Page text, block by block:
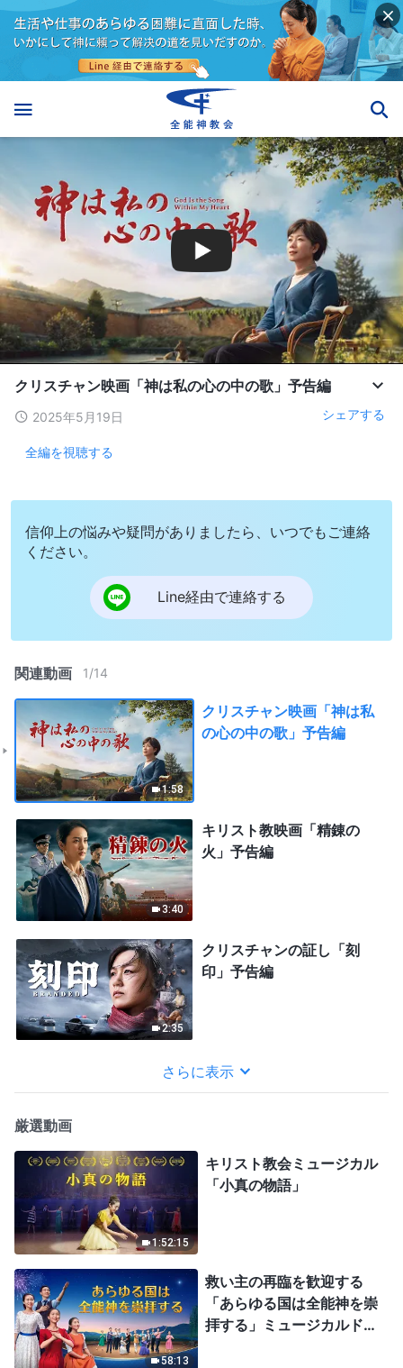
クリスチャン映画「神は私の心の中の歌」予告編
2025年5月19日 シェアする
全編を視聴する
信仰上の悩みや疑問がありましたら、いつでもご連絡
ください。
Line経由で連絡する
関連動画 1/14
1:58
クリスチャン映画「神は私
の心の中の歌」予告編
3:40
キリスト教映画「精錬の
火」予告編
2:35
クリスチャンの証し「刻
印」予告編
さらに表示
厳選動画
1:52:15
キリスト教会ミュージカル
「小真の物語」
58:13
救い主の再臨を歓迎する
「あらゆる国は全能神を崇
拝する」ミュージカルドラ